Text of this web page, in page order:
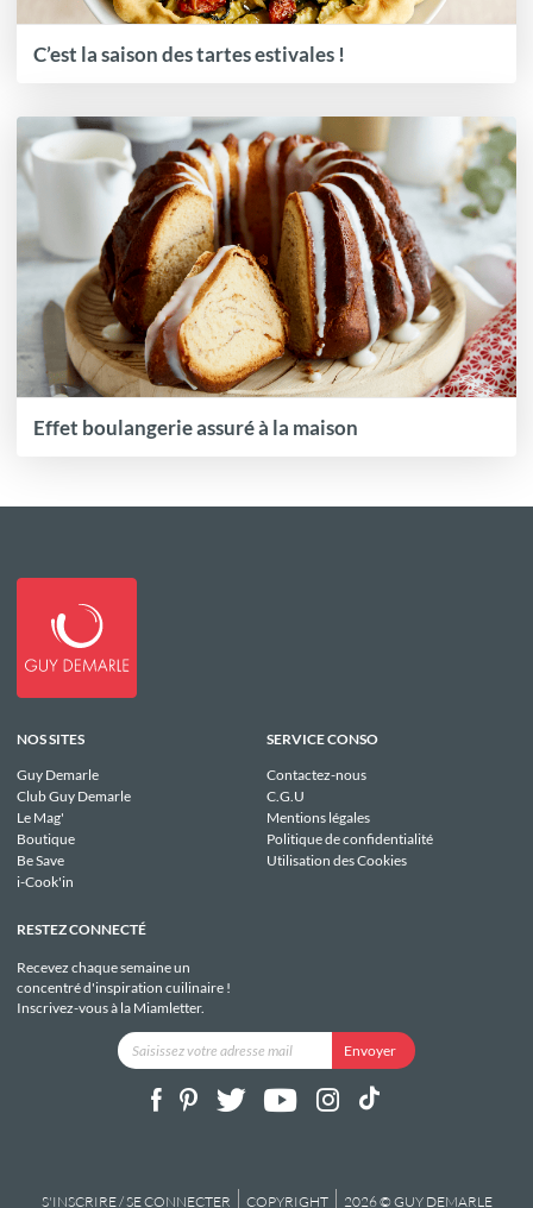
C’est la saison des tartes estivales !
Effet boulangerie assuré à la maison
NOS SITES
Guy Demarle
Club Guy Demarle
Le Mag'
Boutique
Be Save
i-Cook'in
SERVICE CONSO
Contactez-nous
C.G.U
Mentions légales
Politique de confidentialité
Utilisation des Cookies
RESTEZ CONNECTÉ
Recevez chaque semaine un
concentré d'inspiration cuilinaire !
Inscrivez-vous à la Miamletter.
S'INSCRIRE / SE CONNECTER COPYRIGHT 2026 © GUY DEMARLE